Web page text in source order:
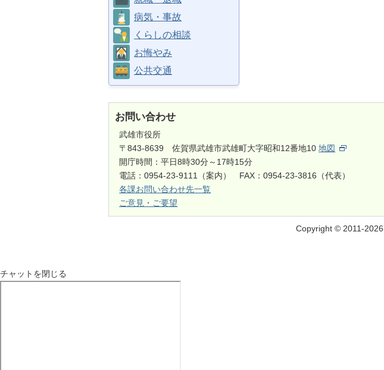
病気・事故
くらしの相談
お悔やみ
公共交通
お問い合わせ
武雄市役所
〒843-8639 佐賀県武雄市武雄町大字昭和12番地10地図
開庁時間：平日8時30分～17時15分
電話：0954-23-9111（案内） FAX：0954-23-3816（代表）
各課お問い合わせ先一覧
ご意見・ご要望
Copyright © 2011-2026
チャットを閉じる